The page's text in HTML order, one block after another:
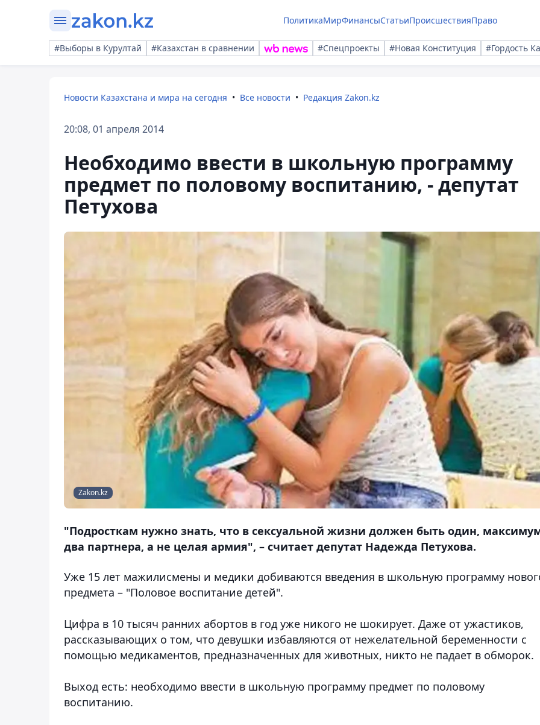
ПолитикаМирФинансыСтатьиПроисшествияПраво
#Выборы в Курултай #Казахстан в сравнении #Спецпроекты #Новая Конституция #Гордость
Новости Казахстана и мира на сегодня Все новости Редакция Zakon.kz
20:08, 01 апреля 2014
Необходимо ввести в школьную программу
предмет по половому воспитанию, - депутат
Петухова
Zakon.kz
"Подросткам нужно знать, что в сексуальной жизни должен быть один,
два партнера, а не целая армия", – считает депутат Надежда Петухова.
Уже 15 лет мажилисмены и медики добиваются введения в школьную программу
предмета – "Половое воспитание детей".
Цифра в 10 тысяч ранних абортов в год уже никого не шокирует. Даже от ужастиков,
рассказывающих о том, что девушки избавляются от нежелательной беременности с
помощью медикаментов, предназначенных для животных, никто не падает в обморок.
Выход есть: необходимо ввести в школьную программу предмет по половому
воспитанию.